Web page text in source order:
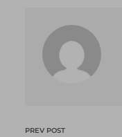
PREV POST